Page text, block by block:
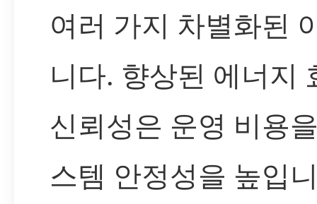
여러 가지 차별화된
니다. 향상된 에너지
신뢰성은 운영 비용
스템 안정성을 높입